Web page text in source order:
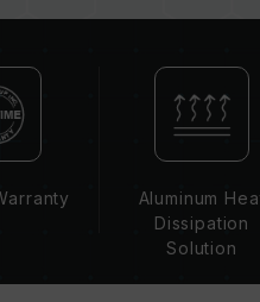
성에 따라 달라집니다.
라 기본 주파수
이하로 실행됩니다.
상적인 작동입니다.
으로 활성화해야 하며,
동 주파수는 시스템 설
Aluminum
Dissipation
Solution